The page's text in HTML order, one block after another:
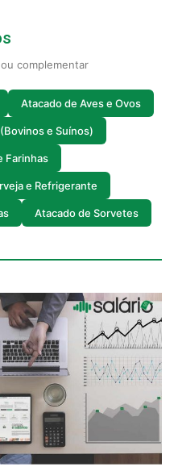
complementar
Atacado de Aves e Ovos
e Suínos)
Farinhas
e Refrigerante
Atacado de Sorvetes